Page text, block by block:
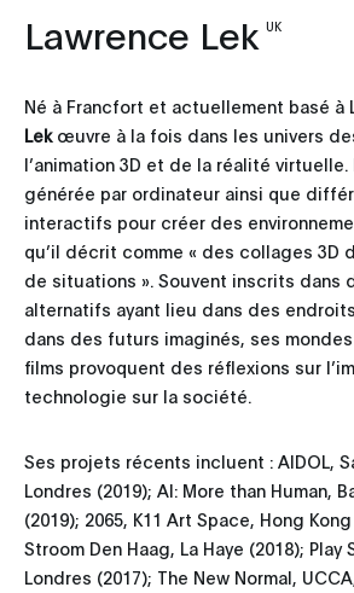
Lawrence Lek UK
Né à Francfort et actuellement basé à
Lekœuvre à la fois dans les univers
l’animation 3D et de la réalité
générée par ordinateur ainsi que
interactifs pour créer des
qu’il décrit comme « des collages 3D
de situations ». Souvent inscrits dans
alternatifs ayant lieu dans des
dans des futurs imaginés, ses
films provoquent des réflexions sur
technologie sur la société.
Ses projets récents incluent : AIDOL,
Londres (2019); AI: More than Human,
(2019); 2065, K11 Art Space, Hong
Stroom Den Haag, La Haye (2018);
Londres (2017); The New Normal,